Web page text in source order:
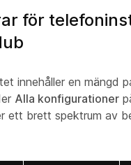
för
innehåller en mängd
Alla konfigurationer
ett brett spektrum av